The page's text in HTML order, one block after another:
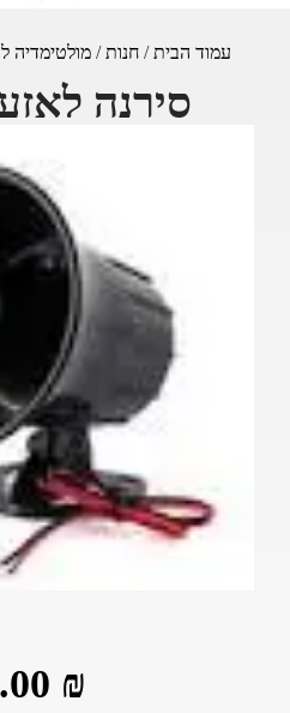
עמוד הבית/חנות/מולטימדיה
סירנה
₪